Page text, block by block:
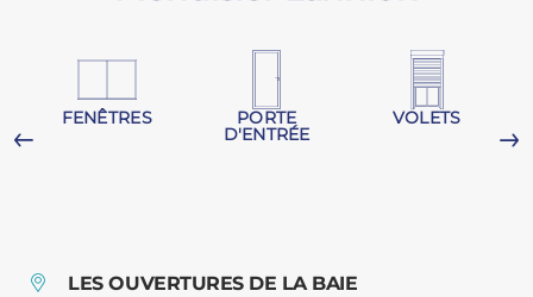
FENÊTRES PORTE
D'ENTRÉE
VOLETS
LES OUVERTURES DE LA BAIE
PVC